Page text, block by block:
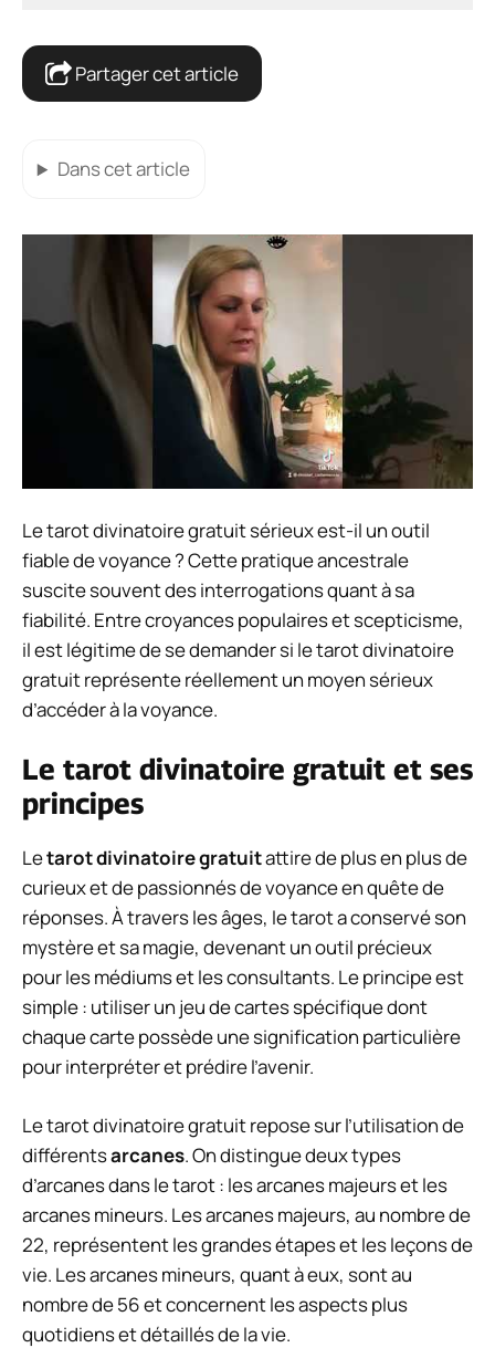
Partager cet article
Dans cet article
Le tarot divinatoire gratuit sérieux est-il un outil
fiable de voyance ? Cette pratique ancestrale
suscite souvent des interrogations quant à sa
fiabilité. Entre croyances populaires et scepticisme,
il est légitime de se demander si le tarot divinatoire
gratuit représente réellement un moyen sérieux
d’accéder à la voyance.
Le tarot divinatoire gratuit et ses
principes
Letarot divinatoire gratuitattire de plus en plus de
curieux et de passionnés de voyance en quête de
réponses. À travers les âges, le tarot a conservé son
mystère et sa magie, devenant un outil précieux
pour les médiums et les consultants. Le principe est
simple : utiliser un jeu de cartes spécifique dont
chaque carte possède une signification particulière
pour interpréter et prédire l’avenir.
Le tarot divinatoire gratuit repose sur l’utilisation de
différentsarcanes. On distingue deux types
d’arcanes dans le tarot : les arcanes majeurs et les
arcanes mineurs. Les arcanes majeurs, au nombre de
22, représentent les grandes étapes et les leçons de
vie. Les arcanes mineurs, quant à eux, sont au
nombre de 56 et concernent les aspects plus
quotidiens et détaillés de la vie.